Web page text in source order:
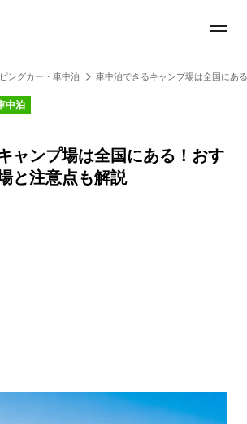
ングカー・車中泊 車中泊できるキャンプ場は全国にあ
中泊
ャンプ場は全国にある！おす
と注意点も解説